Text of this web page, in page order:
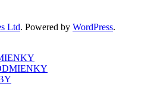
Ltd. Powered by WordPress.